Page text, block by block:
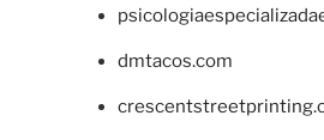
dmtacos.com